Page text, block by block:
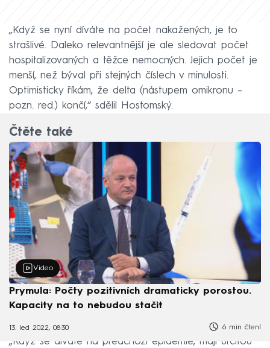
„Když se nyní díváte na počet nakažených, je to
strašlivé. Daleko relevantnější je ale sledovat počet
hospitalizovaných a těžce nemocných. Jejich počet je
menší, než býval při stejných číslech v minulosti.
Optimisticky říkám, že delta (nástupem omikronu –
pozn. red.) končí,“ sdělil Hostomský.
Čtěte také
Video
Prymula: Počty pozitivních dramaticky porostou.
Kapacity na to nebudou stačit
13. led 2022, 08:30 6 min čtení
„Když se díváte na předchozí epidemie, mají určitou